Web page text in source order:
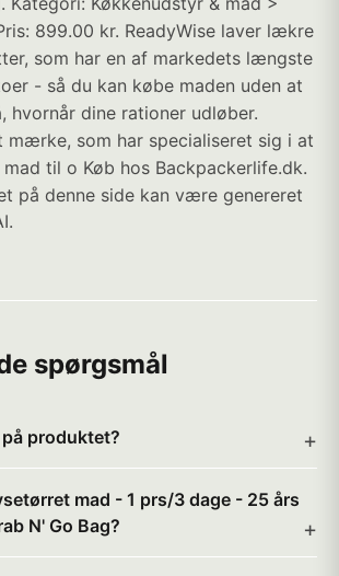
899.00 kr. ReadyWise laver lækre
som har en af markedets længste
- så du kan købe maden uden at
hvornår dine rationer udløber.
mærke, som har specialiseret sig i at
til o Køb hos Backpackerlife.dk.
på denne side kan være genereret
spørgsmål
produktet?
mad - 1 prs/3 dage - 25 års
N' Go Bag?